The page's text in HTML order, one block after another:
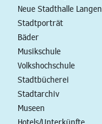
Neue Stadthalle Langen
Stadtporträt
Bäder
Musikschule
Volkshochschule
Stadtbücherei
Stadtarchiv
Museen
Hotels/Unterkünfte